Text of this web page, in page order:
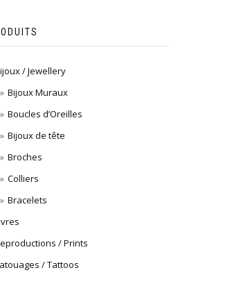
/ Jewellery
Bijoux Muraux
Boucles d’Oreilles
Bijoux de tête
Broches
Colliers
Bracelets
/ Prints
/ Tattoos